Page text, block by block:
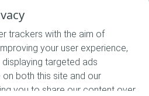
contacter
nous
trackers with the aim of
your user experience,
targeted ads
both this site and our
you to share our content over